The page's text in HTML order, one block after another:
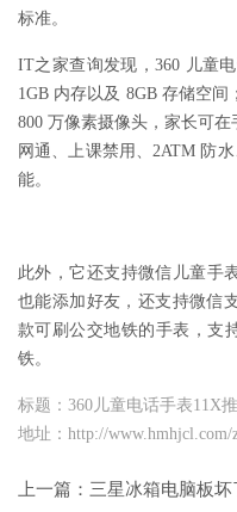
标准。
IT之家查询发现，360 儿童
1GB 内存以及 8GB 存储空
800 万像素摄像头，家长可
网通、上课禁用、2ATM 防
能。
此外，它还支持微信儿童手
也能添加好友，还支持微信
款可刷公交地铁的手表，支
铁。
标题：360儿童电话手表11X
地址：http://www.hmhjcl.com/
上一篇： 三星冰箱电脑板坏